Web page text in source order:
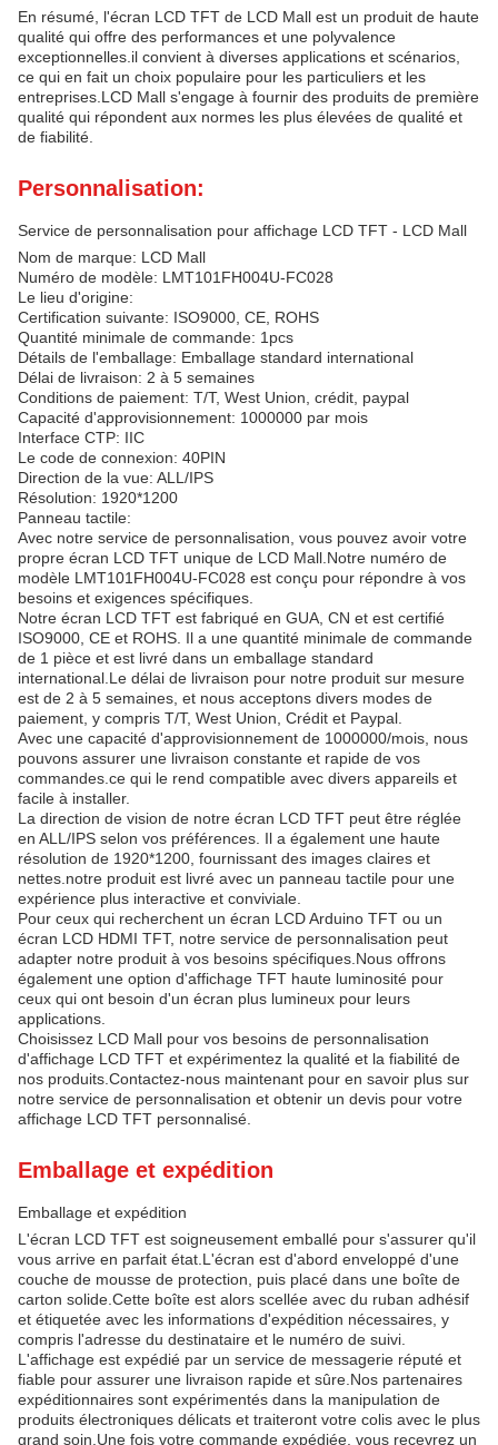
En résumé, l'écran LCD TFT de LCD Mall est un produit de haute
qualité qui offre des performances et une polyvalence
exceptionnelles.il convient à diverses applications et scénarios,
ce qui en fait un choix populaire pour les particuliers et les
entreprises.LCD Mall s'engage à fournir des produits de première
qualité qui répondent aux normes les plus élevées de qualité et
de fiabilité.
Personnalisation:
Service de personnalisation pour affichage LCD TFT - LCD Mall
Nom de marque: LCD Mall
Numéro de modèle: LMT101FH004U-FC028
Le lieu d'origine:
Certification suivante: ISO9000, CE, ROHS
Quantité minimale de commande: 1pcs
Détails de l'emballage: Emballage standard international
Délai de livraison: 2 à 5 semaines
Conditions de paiement: T/T, West Union, crédit, paypal
Capacité d'approvisionnement: 1000000 par mois
Interface CTP: IIC
Le code de connexion: 40PIN
Direction de la vue: ALL/IPS
Résolution: 1920*1200
Panneau tactile:
Avec notre service de personnalisation, vous pouvez avoir votre
propre écran LCD TFT unique de LCD Mall.Notre numéro de
modèle LMT101FH004U-FC028 est conçu pour répondre à vos
besoins et exigences spécifiques.
Notre écran LCD TFT est fabriqué en GUA, CN et est certifié
ISO9000, CE et ROHS. Il a une quantité minimale de commande
de 1 pièce et est livré dans un emballage standard
international.Le délai de livraison pour notre produit sur mesure
est de 2 à 5 semaines, et nous acceptons divers modes de
paiement, y compris T/T, West Union, Crédit et Paypal.
Avec une capacité d'approvisionnement de 1000000/mois, nous
pouvons assurer une livraison constante et rapide de vos
commandes.ce qui le rend compatible avec divers appareils et
facile à installer.
La direction de vision de notre écran LCD TFT peut être réglée
en ALL/IPS selon vos préférences. Il a également une haute
résolution de 1920*1200, fournissant des images claires et
nettes.notre produit est livré avec un panneau tactile pour une
expérience plus interactive et conviviale.
Pour ceux qui recherchent un écran LCD Arduino TFT ou un
écran LCD HDMI TFT, notre service de personnalisation peut
adapter notre produit à vos besoins spécifiques.Nous offrons
également une option d'affichage TFT haute luminosité pour
ceux qui ont besoin d'un écran plus lumineux pour leurs
applications.
Choisissez LCD Mall pour vos besoins de personnalisation
d'affichage LCD TFT et expérimentez la qualité et la fiabilité de
nos produits.Contactez-nous maintenant pour en savoir plus sur
notre service de personnalisation et obtenir un devis pour votre
affichage LCD TFT personnalisé.
Emballage et expédition
Emballage et expédition
L'écran LCD TFT est soigneusement emballé pour s'assurer qu'il
vous arrive en parfait état.L'écran est d'abord enveloppé d'une
couche de mousse de protection, puis placé dans une boîte de
carton solide.Cette boîte est alors scellée avec du ruban adhésif
et étiquetée avec les informations d'expédition nécessaires, y
compris l'adresse du destinataire et le numéro de suivi.
L'affichage est expédié par un service de messagerie réputé et
fiable pour assurer une livraison rapide et sûre.Nos partenaires
expéditionnaires sont expérimentés dans la manipulation de
produits électroniques délicats et traiteront votre colis avec le plus
grand soin.Une fois votre commande expédiée, vous recevrez un